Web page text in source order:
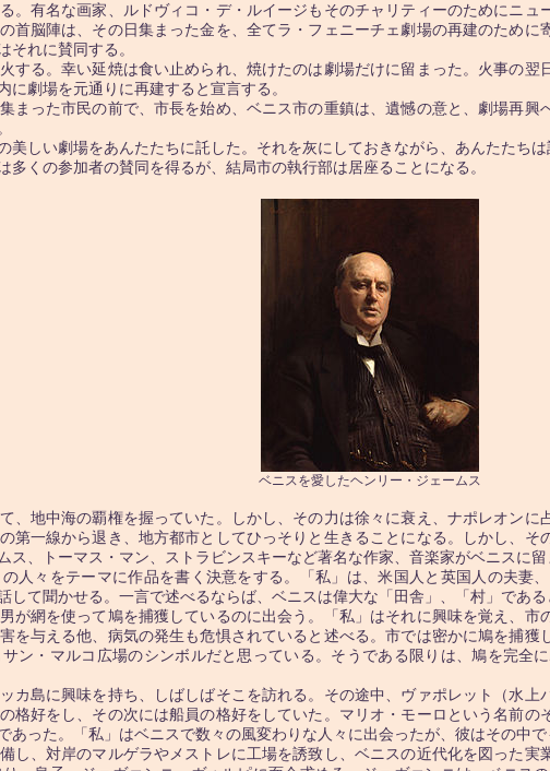
。有名な画家、ルドヴィコ・デ・ルイージもそのチャリティーのためにニ
首脳陣は、その日集まった金を、全てラ・フェニーチェ劇場の再建のため
それに賛同する。
する。幸い延焼は食い止められ、焼けたのは劇場だけに留まった。火事の
劇場を元通りに再建すると宣言する。
った市民の前で、市長を始め、ベニス市の重鎮は、遺憾の意と、劇場再興
美しい劇場をあんたたちに託した。それを灰にしておきながら、あんたたちは
多くの参加者の賛同を得るが、結局市の執行部は居座ることになる。
ベニスを愛したヘンリー・ジェームス
地中海の覇権を握っていた。しかし、その力は徐々に衰え、ナポレオンに
第一線から退き、地方都市としてひっそりと生きることになる。しかし、
ス、トーマス・マン、ストラビンスキーなど著名な作家、音楽家がベニスに留
人々をテーマに作品を書く決意をする。「私」は、米国人と英国人の夫妻
して聞かせる。一言で述べるならば、ベニスは偉大な「田舎」、「村」である
網を使って鳩を捕獲しているのに出会う。「私」はそれに興味を覚え、
を与える他、病気の発生も危惧されていると述べる。市では密かに鳩を捕
ン・マルコ広場のシンボルだと思っている。そうである限りは、鳩を完全
カ島に興味を持ち、しばしばそこを訪れる。その途中、ヴァポレット（水
格好をし、その次には船員の格好をしていた。マリオ・モーロという名前
あった。「私」はベニスで数々の風変わりな人々に出会ったが、彼はその中で
し、対岸のマルゲラやメストレに工場を誘致し、ベニスの近代化を図った